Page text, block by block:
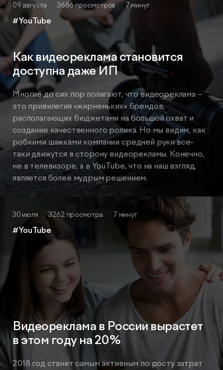
09 августа 3686 просмотров 7 минут
#YouTube
Как видеореклама становится
доступна даже ИП
Многие до сих пор полагают, что видеореклама –
это привилегия «жирненьких» брендов,
располагающих бюджетами на большой охват и
создание качественного ролика. Но мы видим, как
робкими шажками компании средней руки все-
таки движутся в сторону видеорекламы. Конечно,
не в телевизоре, а в YouTube, что на наш взгляд,
является более мудрым решением.
30 июля 3262 просмотра 7 минут
#YouTube
Видеореклама в России вырастет
в этом году на 20%
2018 год станет самым активным по росту затрат